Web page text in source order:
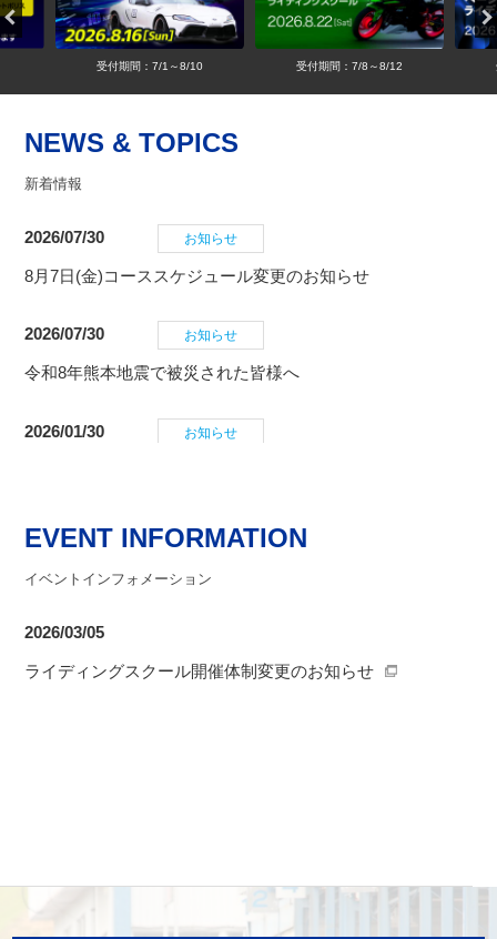
受付期間：7/1～8/10 受付期間：7/8～8/12
新着情報
2026/07/30 お知らせ
8月7日(金)コーススケジュール変更のお知らせ
2026/07/30 お知らせ
令和8年熊本地震で被災された皆様へ
2026/01/30 お知らせ
2026/01/18 お知らせ
2025/12/25
オートポリスのライセンス会員制度、スポーツ走行に係る
イベントインフォメーション
2026/03/05
ライディングスクール開催体制変更のお知らせ